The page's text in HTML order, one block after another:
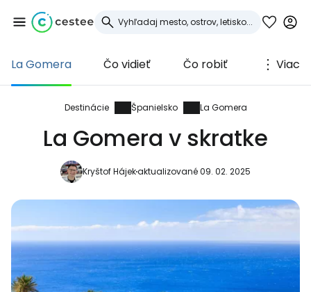
La Gomera Čo vidieť Čo robiť Viac
Destinácie Španielsko La Gomera
La Gomera v skratke
Kryštof Hájekaktualizované 09. 02. 2025
Prihláste sa do
služby Cestee
... celosvetovej komunity cestovateľov
Pokračovať na Facebooku